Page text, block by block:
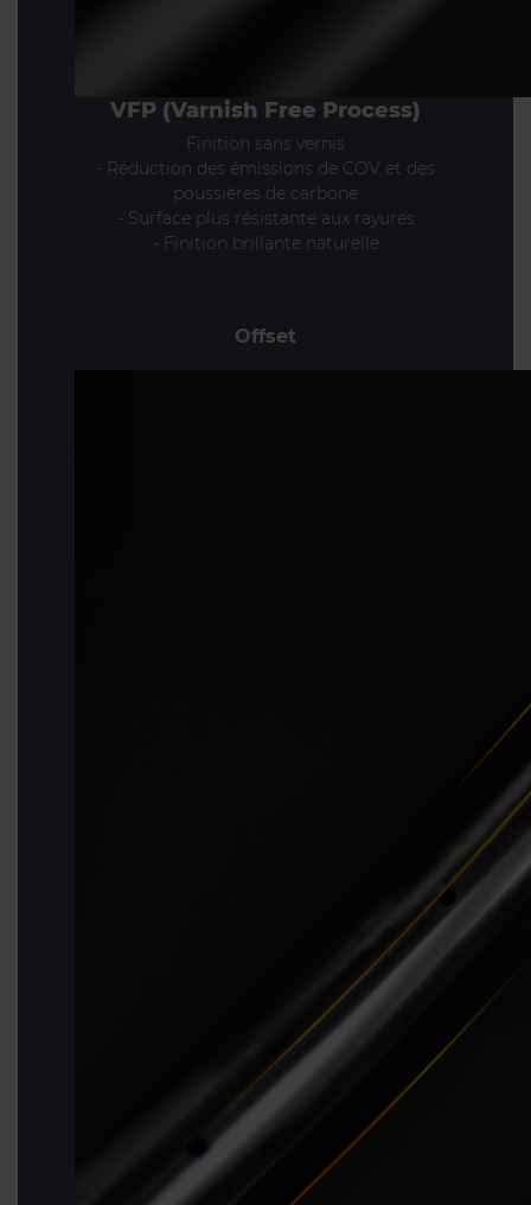
VFP (Varnish Free Process)
Finition sans vernis
- Réduction des émissions de COV et des
poussières de carbone
- Surface plus résistante aux rayures
- Finition brillante naturelle
Offset